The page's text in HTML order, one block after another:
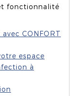
fonctionnalité
CONFORT
espace
à